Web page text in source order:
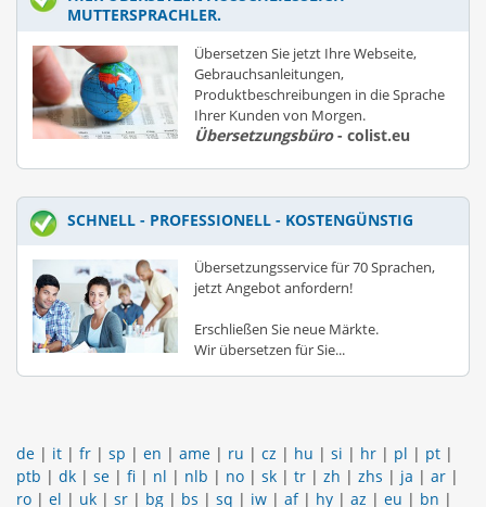
UTTERSPRACHLER.
Übersetzen Sie jetzt Ihre Webseite,
Gebrauchsanleitungen,
Produktbeschreibungen in die Sprache
Ihrer Kunden von Morgen.
Übersetzungsbüro- colist.eu
SCHNELL - PROFESSIONELL - KOSTENGÜNSTIG
Übersetzungsservice für 70 Sprachen,
jetzt Angebot anfordern!
Erschließen Sie neue Märkte.
Wir übersetzen für Sie...
de | it | fr | sp | en | ame | ru | cz | hu | si | hr | pl | pt |
ptb | dk | se | fi | nl | nlb | no | sk | tr | zh | zhs | ja | ar |
ro | el | uk | sr | bg | bs | sq | iw | af| hy | az | eu | bn |